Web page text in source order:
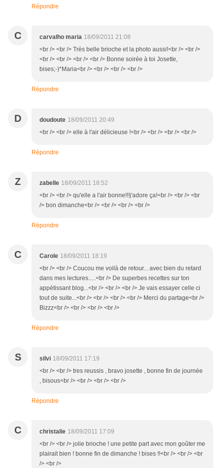
Répondre
C carvalho maria 18/09/2011 21:08
<br /> <br /> Très belle brioche et la photo aussi!<br /> <br />
<br /> <br /> <br /> <br /> Bonne soirée à toi Josette,
bises;-)*Maria<br /> <br /> <br /> <br />
Répondre
D doudoute 18/09/2011 20:49
<br /> <br /> elle à l'air délicieuse !<br /> <br /> <br /> <br />
Répondre
Z zabelle 18/09/2011 18:52
<br /> <br /> qu'elle a l'air bonne!!!j'adore ça!<br /> <br /> <br
/> bon dimanche<br /> <br /> <br /> <br />
Répondre
C Carole 18/09/2011 18:19
<br /> <br /> Coucou me voilà de retour... avec bien du retard
dans mes lectures.....<br /> De superbes recettes sur ton
appétissant blog...<br /> <br /> <br /> Je vais essayer celle ci
tout de suite...<br /> <br /> <br /> <br /> Merci du partage<br />
Bizzz<br /> <br /> <br /> <br />
Répondre
S silvi 18/09/2011 17:19
<br /> <br /> tres reussis , bravo josette , bonne fin de journée
, bisous<br /> <br /> <br /> <br />
Répondre
C christalie 18/09/2011 17:09
<br /> <br /> jolie brioche ! une petite part avec mon goûter me
plairait bien ! bonne fin de dimanche ! bises !!<br /> <br /> <br
/> <br />